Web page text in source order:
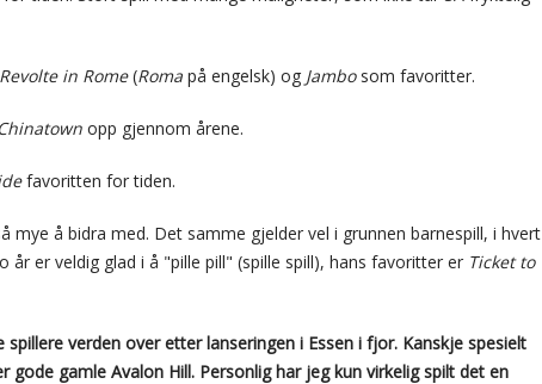
Revolte in Rome(Roma på engelsk) og Jambosom favoritter.
Chinatown opp gjennom årene.
favoritten for tiden.
mye å bidra med. Det samme gjelder vel i grunnen barnespill, i hvert
er veldig glad i å "pille pill" (spille spill), hans favoritter er Ticket to
verden over etter lanseringen i Essen i fjor. Kanskje spesielt
gamle Avalon Hill. Personlig har jeg kun virkelig spilt det en